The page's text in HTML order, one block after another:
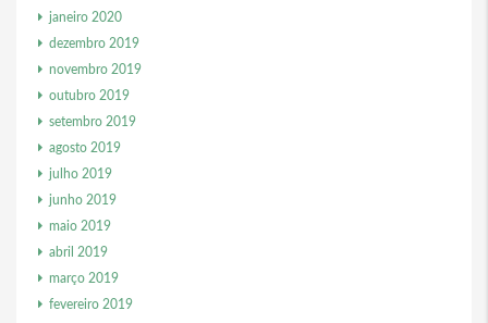
janeiro 2020
dezembro 2019
novembro 2019
outubro 2019
setembro 2019
agosto 2019
julho 2019
junho 2019
maio 2019
abril 2019
março 2019
fevereiro 2019